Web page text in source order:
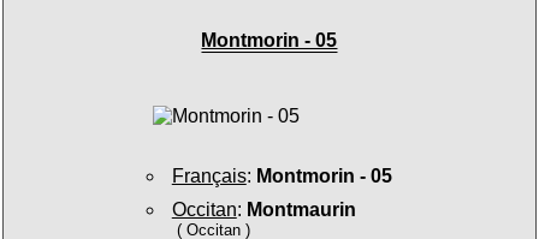
Montmorin - 05
Français: Montmorin - 05
Occitan: Montmaurin
( Occitan )